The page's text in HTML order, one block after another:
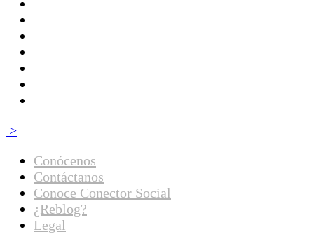
>
Conócenos
Contáctanos
Conoce Conector Social
¿Reblog?
Legal